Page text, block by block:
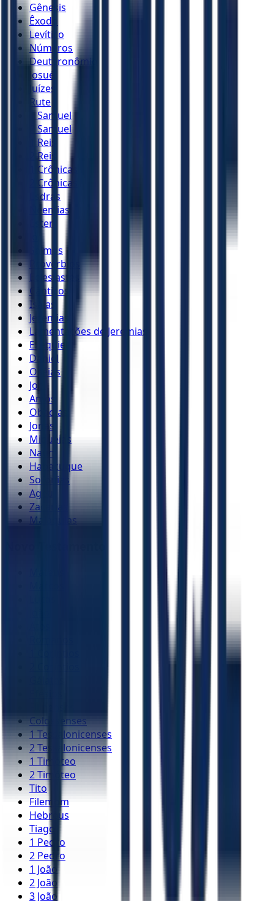
Gênesis
Êxodo
Levítico
Números
Deuteronômio
Josué
Juízes
Rute
1 Samuel
2 Samuel
1 Reis
2 Reis
1 Crônicas
2 Crônicas
Esdras
Neemias
Ester
Salmos
Provérbios
Eclesiastes
Cânticos
Isaías
Jeremias
Lamentações de Jeremias
Ezequiel
Daniel
Oséias
Joel
Amós
Obadias
Jonas
Miquéias
Naum
Habacuque
Sofonias
Ageu
Zacarias
Malaquias
Colossenses
1 Tessalonicenses
2 Tessalonicenses
1 Timóteo
2 Timóteo
Tito
Filemom
Hebreus
Tiago
1 Pedro
2 Pedro
1 João
2 João
3 João